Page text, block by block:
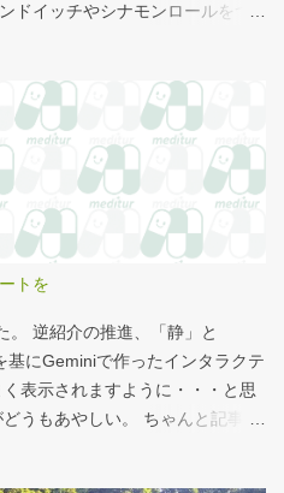
ドイッチやシナモンロールをつ
ぶたるんできたのは、こいつの
モンロール 556kcal 出所：
pdf/allergen-food.pdf 調べてビ
事以上のカロリーだ。 この
、スターバックス以上に良く行く
なみにマクドナルドは食事目的
～580kcal）を次のマクドナ
ハンバーガー ビッグマック ダブ
フィレオフィッシュ てりやきマ
（S) マックフライポテト（M)
きで。
トを
。 逆紹介の推進、「静」と
基にGeminiで作ったインタラクテ
表示されますように・・・と思
うもあやしい。 ちゃんと記事を